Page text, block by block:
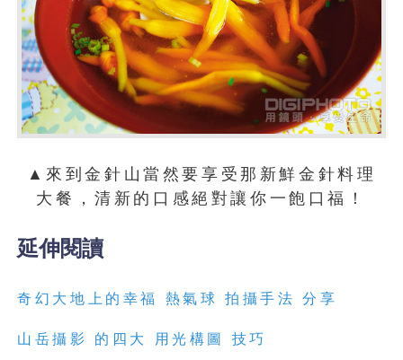
▲來到金針山當然要享受那新鮮金針料理
大餐，清新的口感絕對讓你一飽口福！
延伸閱讀
奇幻大地上的幸福 熱氣球 拍攝手法 分享
山岳攝影 的四大 用光構圖 技巧